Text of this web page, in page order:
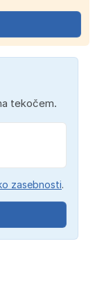
tekočem.
zasebnosti.